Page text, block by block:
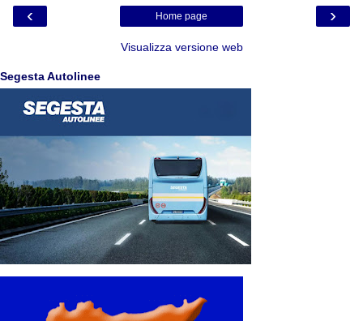
‹ ›
Home page
Visualizza versione web
Segesta Autolinee